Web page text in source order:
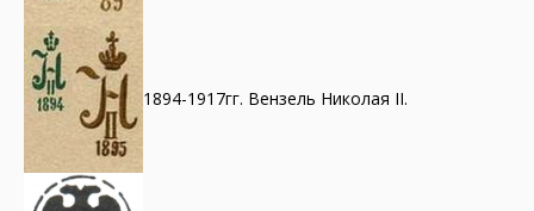
1894-1917гг. Вензель Николая II.